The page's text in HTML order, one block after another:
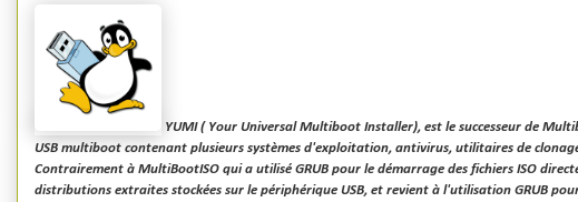
YUMI ( Your Universal Multiboot Installer), est le successeur de
USB multiboot contenant plusieurs systèmes d'exploitation, antivirus, utilitaires de
Contrairement à MultiBootISO qui a utilisé GRUB pour le démarrage des fichiers ISO
distributions extraites stockées sur le périphérique USB, et revient à l'utilisation GRUB